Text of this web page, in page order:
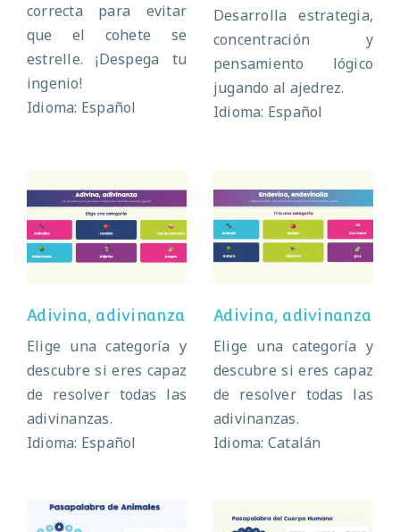
correcta para evitar
que el cohete se
estrelle. ¡Despega tu
ingenio!
Idioma: Español
Desarrolla estrategia,
concentración y
pensamiento lógico
jugando al ajedrez.
Idioma: Español
Adivina,
adivinanza
Adivina, adivinanza
Elige una categoría y
descubre si eres capaz
de resolver todas las
adivinanzas.
Idioma: Español
Adivina,
adivinanza
Adivina, adivinanza
Elige una categoría y
descubre si eres capaz
de resolver todas las
adivinanzas.
Idioma: Catalán